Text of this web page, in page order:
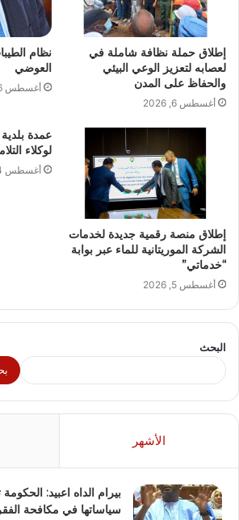
إطلاق حملة نظافة شاملة في
لعصابه لتعزيز الوعي البيئي
والحفاظ على المدن
أغسطس 6, 2026
نظام
العوضي
أغسطس 6, 2026
إطلاق منصة رقمية جديدة لخدمات
الشركة الموريتانية للماء عبر بوابة
“خدماتي”
أغسطس 5, 2026
عمدة بلدية
لوكلاء
أغسطس 4, 2026
البحث
الأشهر
بيرام الداه اعبيد: الحكومة
سياساتها في مكافحة